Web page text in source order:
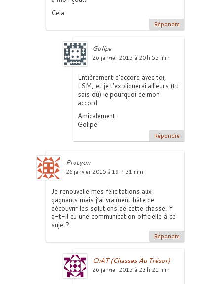
Cela
Répondre
Golipe
26 janvier 2015 à 20 h 55 min
Entièrement d’accord avec toi,
LSM, et je t’expliquerai ailleurs (tu
sais où) le pourquoi de mon
accord.
Amicalement.
Golipe
Répondre
Procyon
26 janvier 2015 à 19 h 31 min
Je renouvelle mes félicitations aux
gagnants mais j’ai vraiment hâte de
découvrir les solutions de cette chasse. Y
a-t-il eu une communication officielle à ce
sujet?
Répondre
ChAT (Chasses Au Trésor)
26 janvier 2015 à 23 h 21 min